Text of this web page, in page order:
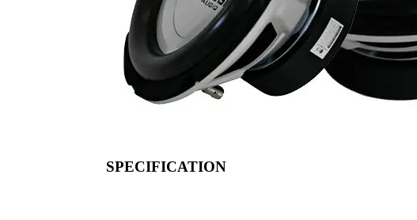
SPECIFICATION